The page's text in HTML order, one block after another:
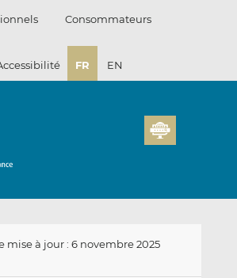
Consommateurs
FR EN
mise à jour : 6 novembre 2025